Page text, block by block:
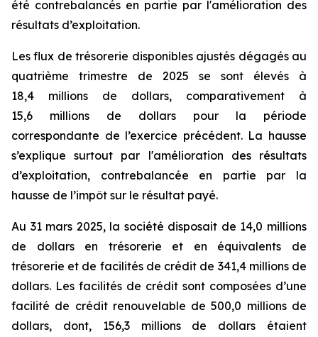
été contrebalancés en partie par l'amélioration des
résultats d’exploitation.
Les flux de trésorerie disponibles ajustés dégagés au
quatrième trimestre de 2025 se sont élevés à
18,4 millions de dollars, comparativement à
15,6 millions de dollars pour la période
correspondante de l’exercice précédent. La hausse
s’explique surtout par l'amélioration des résultats
d’exploitation, contrebalancée en partie par la
hausse de l’impôt sur le résultat payé.
Au 31 mars 2025, la société disposait de 14,0 millions
de dollars en trésorerie et en équivalents de
trésorerie et de facilités de crédit de 341,4 millions de
dollars. Les facilités de crédit sont composées d’une
facilité de crédit renouvelable de 500,0 millions de
dollars, dont, 156,3 millions de dollars étaient